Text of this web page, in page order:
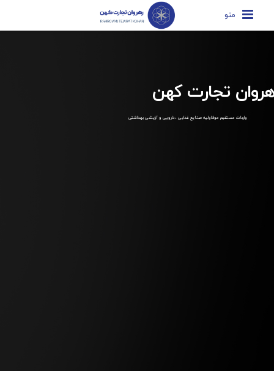
منو
تجارت کهن
واردات مستقیم مواداولیه صنایع غذایی ، دارویی و آرایشی بهداشتی